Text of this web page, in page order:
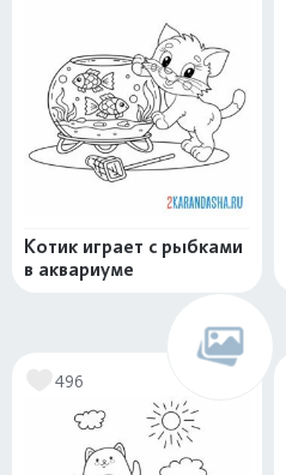
Котик играет с рыбками
в аквариуме
496